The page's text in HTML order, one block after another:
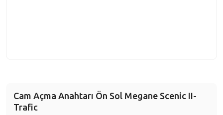
Cam Açma Anahtarı Ön Sol Megane Scenic II-
Trafic